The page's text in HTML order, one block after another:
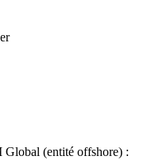
(entité offshore) :